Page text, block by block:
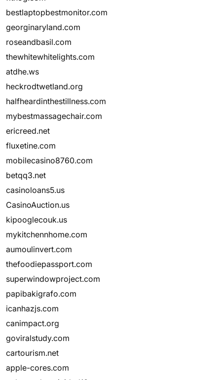
bestlaptopbestmonitor.com
georginaryland.com
roseandbasil.com
thewhitewhitelights.com
atdhe.ws
heckrodtwetland.org
halfheardinthestillness.com
mybestmassagechair.com
ericreed.net
fluxetine.com
mobilecasino8760.com
betqq3.net
casinoloans5.us
CasinoAuction.us
kipooglecouk.us
mykitchennhome.com
aumoulinvert.com
thefoodiepassport.com
superwindowproject.com
papibakigrafo.com
icanhazjs.com
canimpact.org
goviralstudy.com
cartourism.net
apple-cores.com